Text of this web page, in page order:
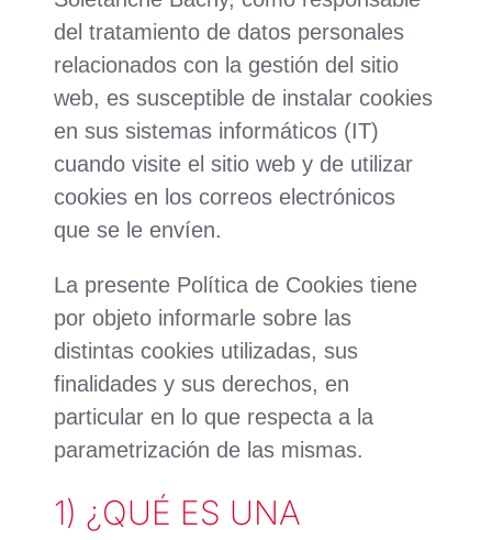
del tratamiento de datos personales
relacionados con la gestión del sitio
web, es susceptible de instalar cookies
en sus sistemas informáticos (IT)
cuando visite el sitio web y de utilizar
cookies en los correos electrónicos
que se le envíen.
La presente Política de Cookies tiene
por objeto informarle sobre las
distintas cookies utilizadas, sus
finalidades y sus derechos, en
particular en lo que respecta a la
parametrización de las mismas.
1) ¿QUÉ ES UNA